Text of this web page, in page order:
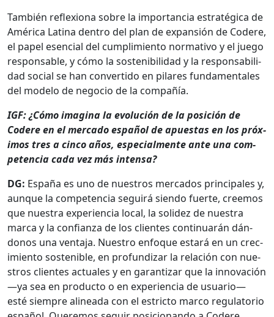
Tam­bién reflex­iona sobre la impor­tan­cia estratég­i­ca de
Améri­ca Lati­na den­tro del plan de expan­sión de Codere,
el papel esen­cial del cumplim­ien­to nor­ma­ti­vo y el juego
respon­s­able, y cómo la sosteni­bil­i­dad y la respon­s­abil­i­
dad social se han con­ver­tido en pilares fun­da­men­tales
del mod­e­lo de nego­cio de la com­pañía.
IGF: ¿Cómo imag­i­na la evolu­ción de la posi­ción de
Codere en el mer­ca­do español de apues­tas en los próx­
i­mos tres a cin­co años, espe­cial­mente ante una com­
pe­ten­cia cada vez más inten­sa?
DG: España es uno de nue­stros mer­ca­dos prin­ci­pales y,
aunque la com­pe­ten­cia seguirá sien­do fuerte, creemos
que nues­tra expe­ri­en­cia local, la solidez de nues­tra
mar­ca y la con­fi­an­za de los clientes con­tin­uarán dán­
donos una ven­ta­ja. Nue­stro enfoque estará en un crec­
imien­to sostenible, en pro­fun­dizar la relación con nue­
stros clientes actuales y en garan­ti­zar que la inno­vación
—ya sea en pro­duc­to o en expe­ri­en­cia de usuario—
esté siem­pre alin­ea­da con el estric­to mar­co reg­u­la­to­rio